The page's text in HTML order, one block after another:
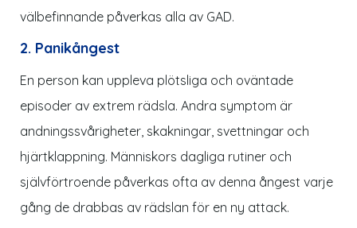
välbefinnande påverkas alla av GAD.
2. Panikångest
En person kan uppleva plötsliga och oväntade
episoder av extrem rädsla. Andra symptom är
andningssvårigheter, skakningar, svettningar och
hjärtklappning. Människors dagliga rutiner och
självförtroende påverkas ofta av denna ångest varje
gång de drabbas av rädslan för en ny attack.